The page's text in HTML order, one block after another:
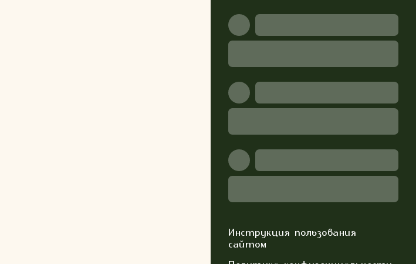
Инструкция пользования
сайтом